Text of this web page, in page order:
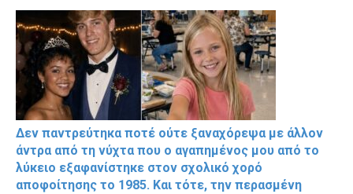
Δεν παντρεύτηκα ποτέ ούτε ξαναχόρεψα με άλλον
άντρα από τη νύχτα που ο αγαπημένος μου από το
λύκειο εξαφανίστηκε στον σχολικό χορό
αποφοίτησης το 1985. Και τότε, την περασμένη